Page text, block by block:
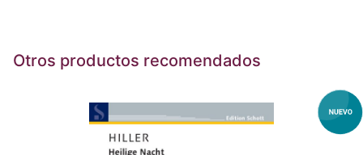
Otros productos recomendados